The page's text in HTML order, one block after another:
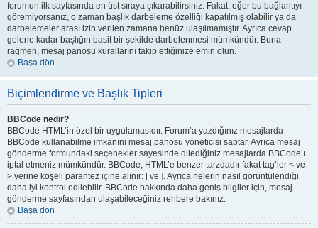
forumun ilk sayfasında en üst sıraya çıkarabilirsiniz. Fakat, eğer bu bağlantıyı
göremiyorsanız, o zaman başlık darbeleme özelliği kapatılmış olabilir ya da
darbelemeler arası izin verilen zamana henüz ulaşılmamıştır. Ayrıca cevap
gelene kadar başlığın basit bir şekilde darbelenmesi mümkündür. Buna
rağmen, mesaj panosu kurallarını takip ettiğinize emin olun.
Başa dön
Biçimlendirme ve Başlık Tipleri
BBCode nedir?
BBCode HTML’in özel bir uygulamasıdır. Forum’a yazdığınız mesajlarda
BBCode kullanabilme imkanını mesaj panosu yöneticisi saptar. Ayrıca mesaj
gönderme formundaki seçenekler sayesinde dilediğiniz mesajlarda BBCode’ı
iptal etmeniz mümkündür. BBCode, HTML’e benzer tarzdadır fakat tag’ler < ve
> yerine köşeli parantez içine alınır: [ ve ]. Ayrıca nelerin nasıl görüntülendiği
daha iyi kontrol edilebilir. BBCode hakkında daha geniş bilgiler için, mesaj
gönderme sayfasından ulaşabileceğiniz rehbere bakınız.
Başa dön